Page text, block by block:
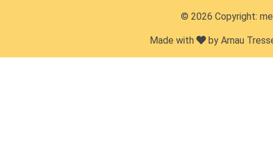
© 2026 Copyright:
Made with by Arnau